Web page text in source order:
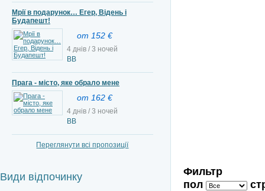
Фильтр
пол
Мрії в подарунок… Егер, Відень і
Будапешт!
от 152 €
4 днів / 3 ночей
BB
Прага - місто, яке обрало мене
от 162 €
4 днів / 3 ночей
ВВ
Переглянути всі пропозиції
Види відпочинку